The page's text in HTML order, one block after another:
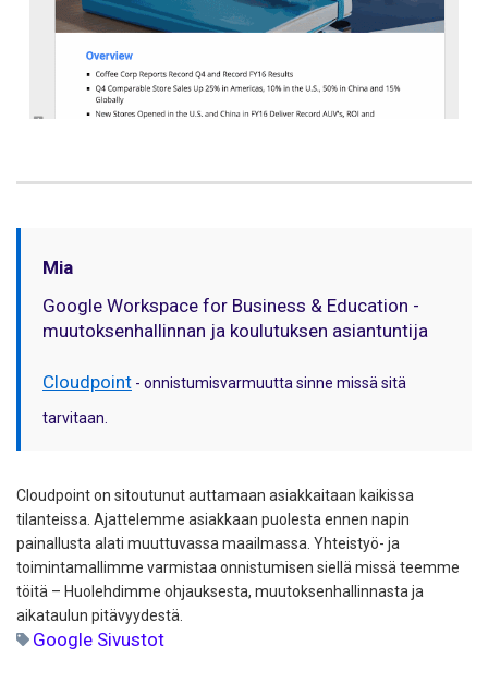
Mia
Google Workspace for Business & Education -
muutoksenhallinnan ja koulutuksen asiantuntija
Cloudpoint - onnistumisvarmuutta sinne missä sitä
tarvitaan.
Cloudpoint on sitoutunut auttamaan asiakkaitaan kaikissa
tilanteissa. Ajattelemme asiakkaan puolesta ennen napin
painallusta alati muuttuvassa maailmassa. Yhteistyö- ja
toimintamallimme varmistaa onnistumisen siellä missä teemme
töitä – Huolehdimme ohjauksesta, muutoksenhallinnasta ja
aikataulun pitävyydestä.
Google Sivustot